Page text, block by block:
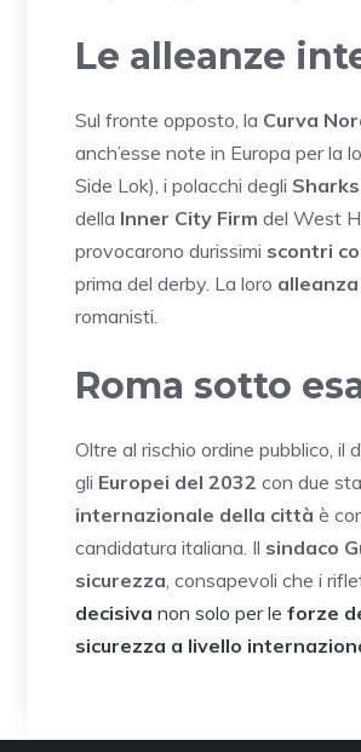
Le alleanze
Sul fronte opposto, la Curva
anch’esse note in Europa per la
Side Lok), i polacchi degli
della Inner City Firm del West
provocarono durissimi scontri
prima del derby. La loro
romanisti.
Roma sotto
Oltre al rischio ordine pubblico,
gli Europei del 2032 con due
internazionale della città è
candidatura italiana. Il sindaco
sicurezza , consapevoli che i
decisiva non solo per le forze
sicurezza a livello